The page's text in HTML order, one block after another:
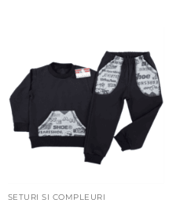
SETURI SI COMPLEURI